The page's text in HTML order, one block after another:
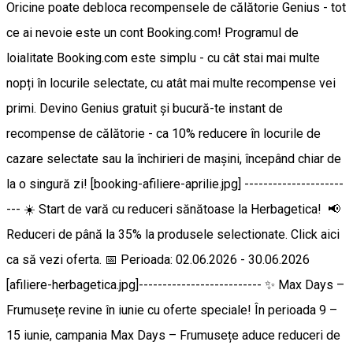
Oricine poate debloca recompensele de călătorie Genius - tot
ce ai nevoie este un cont Booking.com! Programul de
loialitate Booking.com este simplu - cu cât stai mai multe
nopți în locurile selectate, cu atât mai multe recompense vei
primi. Devino Genius gratuit și bucură-te instant de
recompense de călătorie - ca 10% reducere în locurile de
cazare selectate sau la închirieri de mașini, începând chiar de
la o singură zi! [booking-afiliere-aprilie.jpg] ---------------------
--- ☀️ Start de vară cu reduceri sănătoase la Herbagetica! 📢
Reduceri de până la 35% la produsele selectionate. Click aici
ca să vezi oferta. 📅 Perioada: 02.06.2026 - 30.06.2026
[afiliere-herbagetica.jpg]-------------------------- ✨ Max Days –
Frumusețe revine în iunie cu oferte speciale! În perioada 9 –
15 iunie, campania Max Days – Frumusețe aduce reduceri de